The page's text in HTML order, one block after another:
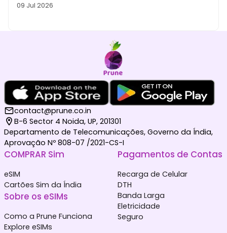
09 Jul 2026
contact@prune.co.in
B-6 Sector 4 Noida, UP, 201301
Departamento de Telecomunicações, Governo da Índia,
Aprovação Nº 808-07 /2021-CS-I
COMPRAR Sim
eSIM
Cartões Sim da Índia
Sobre os eSIMs
Como a Prune Funciona
Explore eSIMs
Pagamentos de Contas
Recarga de Celular
DTH
Banda Larga
Eletricidade
Seguro